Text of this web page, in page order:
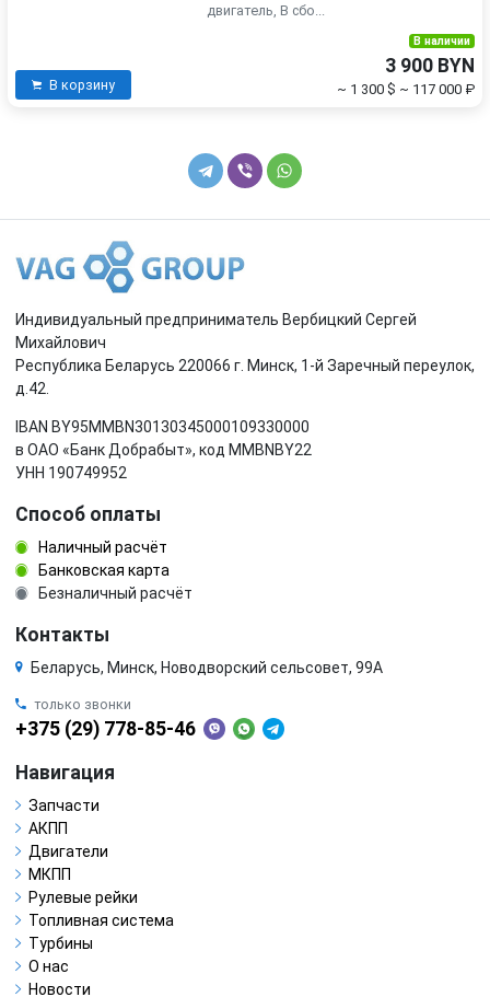
двигатель, В сбо...
В корзину
В наличии
3 900 BYN
~ 1 300 $ ~ 117 000 ₽
Индивидуальный предприниматель Вербицкий Сергей
Михайлович
Республика Беларусь 220066 г. Минск, 1-й Заречный переулок,
д.42.
IBAN BY95MMBN30130345000109330000
в ОАО «Банк Добрабыт», код MMBNBY22
УНН 190749952
Способ оплаты
Наличный расчёт
Банковская карта
Безналичный расчёт
Контакты
Беларусь, Минск, Новодворский сельсовет, 99А
только звонки
+375 (29) 778-85-46
Навигация
Запчасти
АКПП
Двигатели
МКПП
Рулевые рейки
Топливная система
Турбины
О нас
Новости